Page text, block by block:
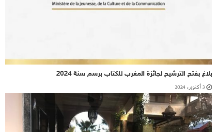
بلاغ بفتح الترشيح لجائزة المغرب للكتاب برسم سنة 2024
3 أكتوبر، 2024